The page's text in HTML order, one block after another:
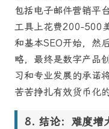
包括电子邮件营销平
工具上花费200-500
和基本SEO开始，然
略，最终是数字产品
习和专业发展的承诺
苦苦挣扎有效货币化
结论：难度增